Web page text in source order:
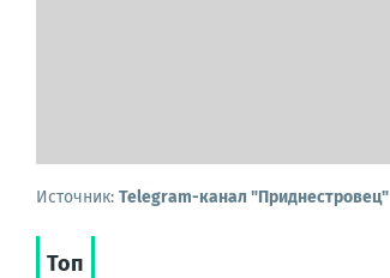
Источник: Telegram-канал "Приднестровец"
Топ